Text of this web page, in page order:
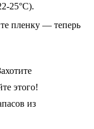
25°C).
пленку — теперь
этого!
из